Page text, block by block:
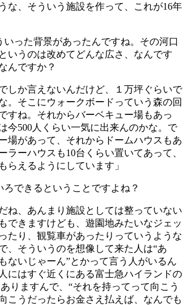
な、そういう施設を作って、これが16年
った背景があったんですね。その河口
いうのは改めてどんな広さ、なんです
んですか？
しか言えないんだけど、１万坪ぐらいで
。そこにウォークボードっていう森の回
すね。それからバーベキュー場もあっ
今500人くらい一気に出来んのかな。で
場があって、それからドームハウスもあ
ラーハウスも10台くらい置いてあって、
らえるようにしています」
できるということですよね？
ね、あんまり施設としては整っていない
できますけども、遊園地みたいなジェッ
たり、観覧車があったりっていうような
、そういうのを想像して来た人は“あ
いじゃーん”とかって言う人がいるん
にはすぐ近くにある富士急ハイランドの
りますんで、“それを持ってって向こう
こうだったらお金さえ払えば、なんでも